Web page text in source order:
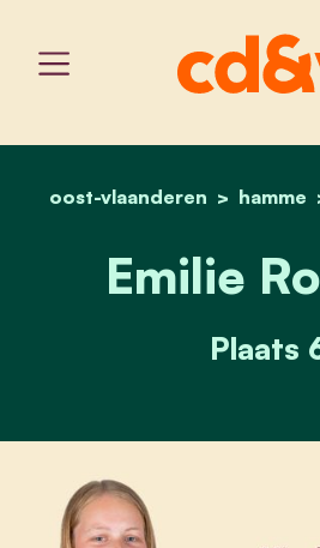
oost-vlaanderen hamme
Emilie
Plaats